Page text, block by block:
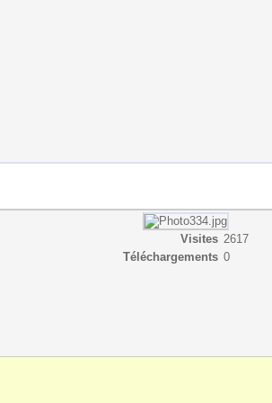
Visites 2617
Téléchargements 0